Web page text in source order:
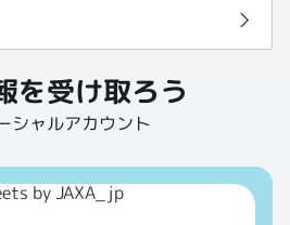
を受け取ろう
シャルアカウント
by JAXA_jp